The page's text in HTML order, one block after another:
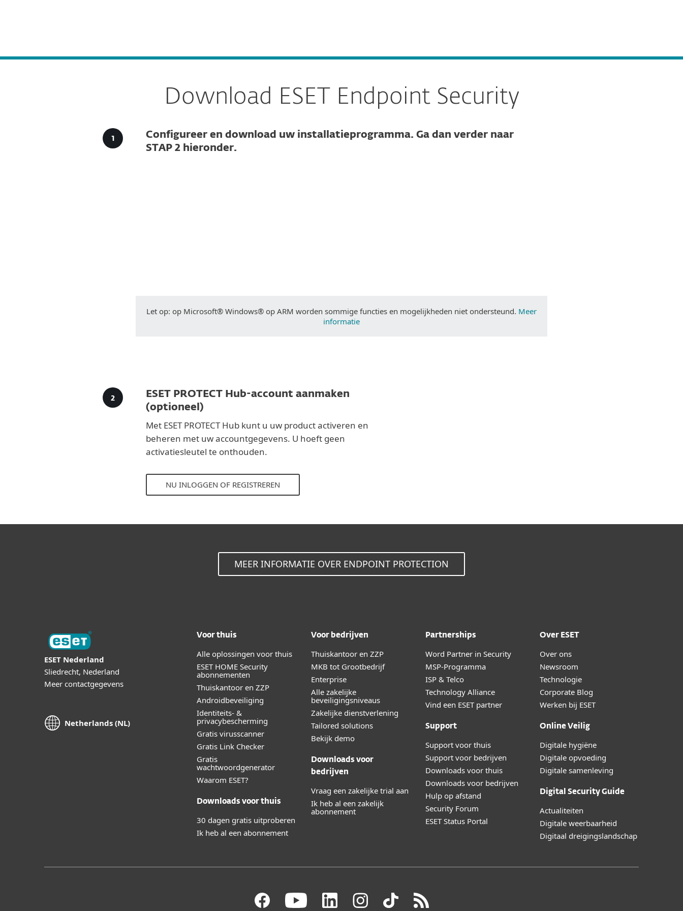
Download ESET Endpoint Security
Configureer en download uw installatieprogramma. Ga dan verder naar
STAP 2 hieronder.
Let op: op Microsoft® Windows® op ARM worden sommige functies en mogelijkheden niet ondersteund. Meer
informatie
ESET PROTECT Hub-account aanmaken
(optioneel)
Met ESET PROTECT Hub kunt u uw product activeren en
beheren met uw accountgegevens. U hoeft geen
activatiesleutel te onthouden.
NU INLOGGEN OF REGISTREREN
MEER INFORMATIE OVER ENDPOINT PROTECTION
ESET Nederland
Sliedrecht, Nederland
Meer contactgegevens
Netherlands (NL)
Voor thuis
Alle oplossingen voor thuis
ESET HOME Security
abonnementen
Thuiskantoor en ZZP
Androidbeveiliging
Identiteits- &
privacybescherming
Gratis virusscanner
Gratis Link Checker
Gratis
wachtwoordgenerator
Waarom ESET?
Downloads voor thuis
30 dagen gratis uitproberen
Ik heb al een abonnement
Voor bedrijven
Thuiskantoor en ZZP
MKB tot Grootbedrijf
Enterprise
Alle zakelijke
beveiligingsniveaus
Zakelijke dienstverlening
Tailored solutions
Bekijk demo
Downloads voor
bedrijven
Vraag een zakelijke trial aan
Ik heb al een zakelijk
abonnement
Partnerships
Word Partner in Security
MSP-Programma
ISP & Telco
Technology Alliance
Vind een ESET partner
Support
Support voor thuis
Support voor bedrijven
Downloads voor thuis
Downloads voor bedrijven
Hulp op afstand
Security Forum
ESET Status Portal
Over ESET
Over ons
Newsroom
Technologie
Corporate Blog
Werken bij ESET
Online Veilig
Digitale hygiëne
Digitale opvoeding
Digitale samenleving
Digital Security Guide
Actualiteiten
Digitale weerbaarheid
Digitaal dreigingslandschap